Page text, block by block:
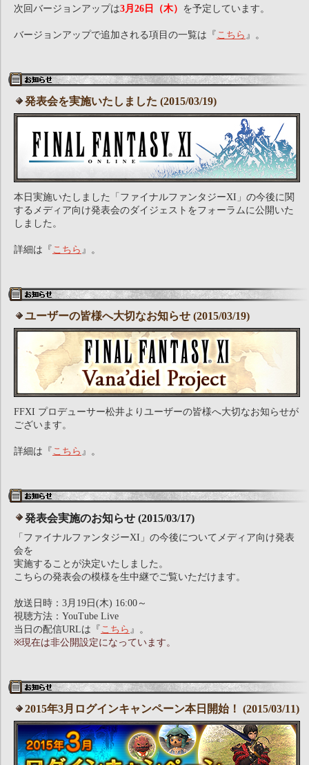
次回バージョンアップは3月26日（木） を予定しています。
バージョンアップで追加される項目の一覧は『 こちら 』。
発表会を実施いたしました (2015/03/19)
本日実施いたしました「ファイナルファンタジーXI」の今後に関
するメディア向け発表会のダイジェストをフォーラムに公開いた
しました。
詳細は『 こちら 』。
ユーザーの皆様へ大切なお知らせ (2015/03/19)
FFXI プロデューサー松井よりユーザーの皆様へ大切なお知らせが
ございます。
詳細は『 こちら 』。
発表会実施のお知らせ (2015/03/17)
「ファイナルファンタジーXI」の今後についてメディア向け発表
会を
実施することが決定いたしました。
こちらの発表会の模様を生中継でご覧いただけます。
放送日時：3月19日(木) 16:00～
視聴方法：YouTube Live
当日の配信URLは『 こちら 』。
※現在は非公開設定になっています。
2015年3月ログインキャンペーン本日開始！ (2015/03/11)